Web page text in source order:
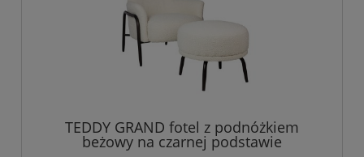
TEDDY GRAND fotel z podnóżkiem
beżowy na czarnej podstawie